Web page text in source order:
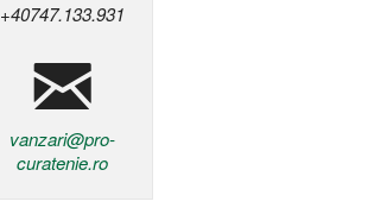
+40747.133.931
vanzari@pro-
curatenie.ro